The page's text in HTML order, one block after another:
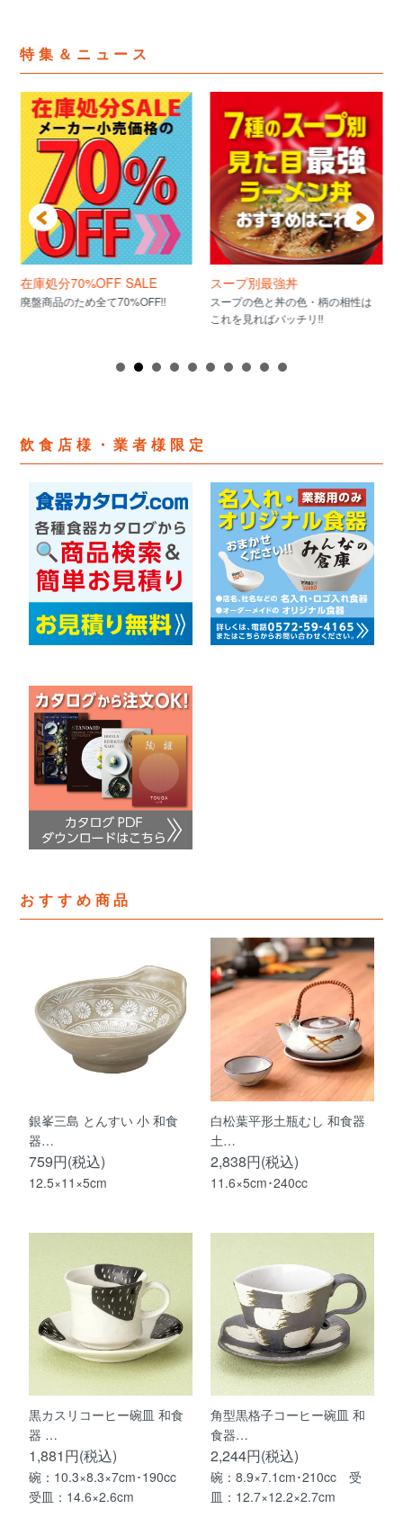
特集＆ニュース
在庫処分70%OFF SALE
廃盤商品のため全て70%OFF!!
スープ別最強丼
スープの色と丼の色・柄の相性は
これを見ればバッチリ!!
飲食店様・業者様限定
おすすめ商品
銀峯三島 とんすい 小 和食
器…
759円(税込)
12.5×11×5cm
白松葉平形土瓶むし 和食器
土…
2,838円(税込)
11.6×5cm･240cc
黒カスリコーヒー碗皿 和食
器 …
1,881円(税込)
碗：10.3×8.3×7cm･190cc
受皿：14.6×2.6cm
角型黒格子コーヒー碗皿 和
食器…
2,244円(税込)
碗：8.9×7.1cm･210cc 受
皿：12.7×12.2×2.7cm